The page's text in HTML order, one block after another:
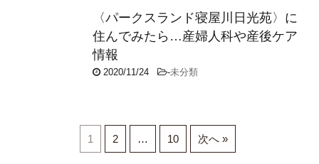
〈パークスランド寝屋川日光苑〉に
住んでみたら…産婦人科や産後ケア
情報
2020/11/24 -未分類
1 2 … 10 次へ »